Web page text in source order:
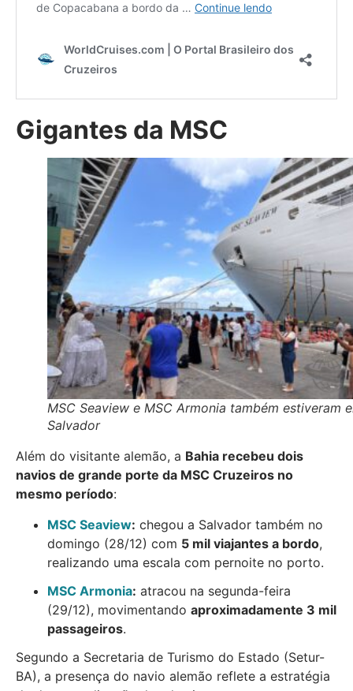
Gigantes da MSC
MSC Seaview e MSC Armonia também estiveram
Salvador
Além do visitante alemão, a Bahia recebeu dois
navios de grande porte da MSC Cruzeiros no
mesmo período:
MSC Seaview: chegou a Salvador também no
domingo (28/12) com 5 mil viajantes a bordo,
realizando uma escala com pernoite no porto.
MSC Armonia: atracou na segunda-feira
(29/12), movimentando aproximadamente 3 mil
passageiros.
Segundo a Secretaria de Turismo do Estado (Setur-
BA), a presença do navio alemão reflete a estratégia